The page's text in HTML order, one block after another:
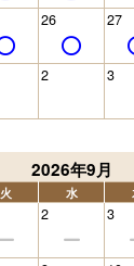
26 27
2 3
2026年9月
火 水
2 3